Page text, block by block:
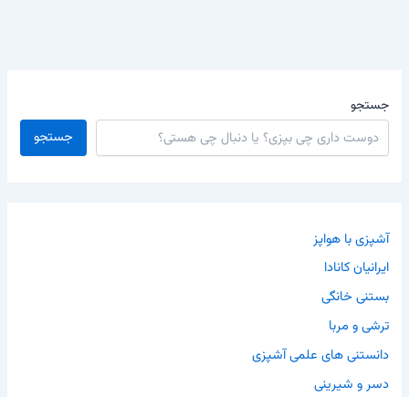
جستجو
جستجو
آشپزی با هواپز
ایرانیان کانادا
بستنی خانگی
ترشی و مربا
دانستنی های علمی آشپزی
دسر و شیرینی